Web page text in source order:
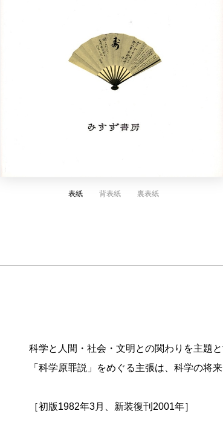
表紙 背表紙 裏表紙
科学と人間・社会・文明との関わりを主題
「科学原罪説」をめぐる主張は、科学の将
［初版1982年3月、新装復刊2001年］